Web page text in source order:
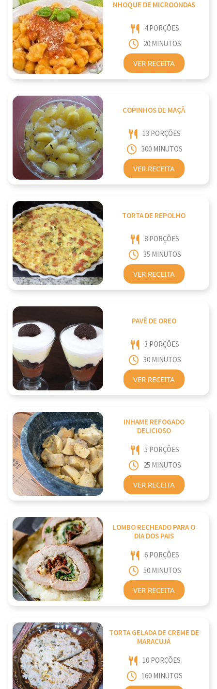
NHOQUE DE MICROONDAS
4 PORÇÕES
20 MINUTOS
VER RECEITA
COPINHOS DE MAÇÃ
13 PORÇÕES
300 MINUTOS
VER RECEITA
TORTA DE REPOLHO
8 PORÇÕES
35 MINUTOS
VER RECEITA
PAVÊ DE OREO
3 PORÇÕES
30 MINUTOS
VER RECEITA
INHAME REFOGADO
DELICIOSO
5 PORÇÕES
25 MINUTOS
VER RECEITA
LOMBO RECHEADO PARA O
DIA DOS PAIS
6 PORÇÕES
50 MINUTOS
VER RECEITA
TORTA GELADA DE CREME DE
MARACUJÁ
10 PORÇÕES
160 MINUTOS